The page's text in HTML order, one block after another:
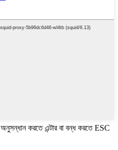
অনুসন্ধান করতে এন্টার বা বন্ধ করতে ESC